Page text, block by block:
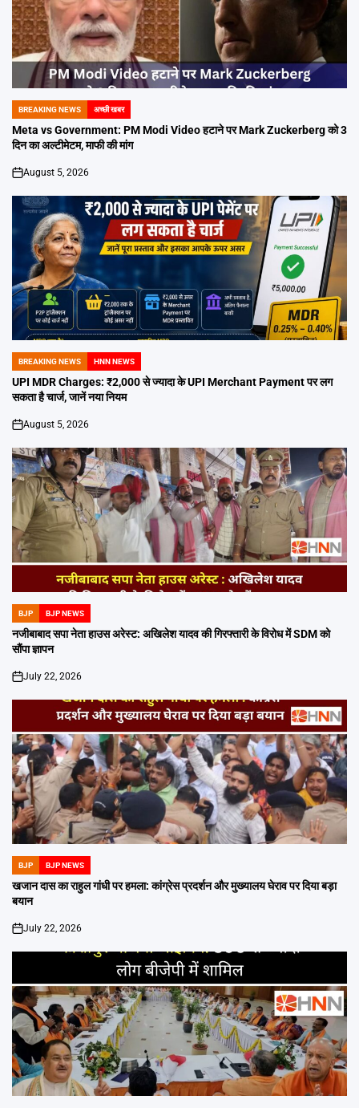
POSTED
IN
BREAKING NEWS अच्छी खबर
Meta vs Government: PM Modi Video हटाने पर Mark Zuckerberg को 3
दिन का अल्टीमेटम, माफी की मांग
on
August 5, 2026
POSTED
IN
BREAKING NEWS HNN NEWS
UPI MDR Charges: ₹2,000 से ज्यादा के UPI Merchant Payment पर लग
सकता है चार्ज, जानें नया नियम
on
August 5, 2026
POSTED
IN
BJP BJP NEWS
नजीबाबाद सपा नेता हाउस अरेस्ट: अखिलेश यादव की गिरफ्तारी के विरोध में SDM को
सौंपा ज्ञापन
on
July 22, 2026
POSTED
IN
BJP BJP NEWS
खजान दास का राहुल गांधी पर हमला: कांग्रेस प्रदर्शन और मुख्यालय घेराव पर दिया बड़ा
बयान
on
July 22, 2026